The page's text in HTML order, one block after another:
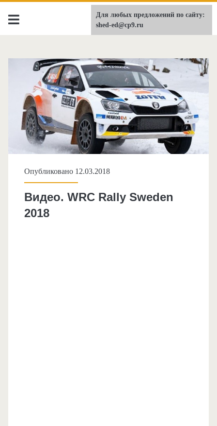
shed-ed.ru
Опубликовано 12.03.2018
Видео. WRC Rally Sweden
2018
Для любых предложений по сайту:
shed-ed@cp9.ru